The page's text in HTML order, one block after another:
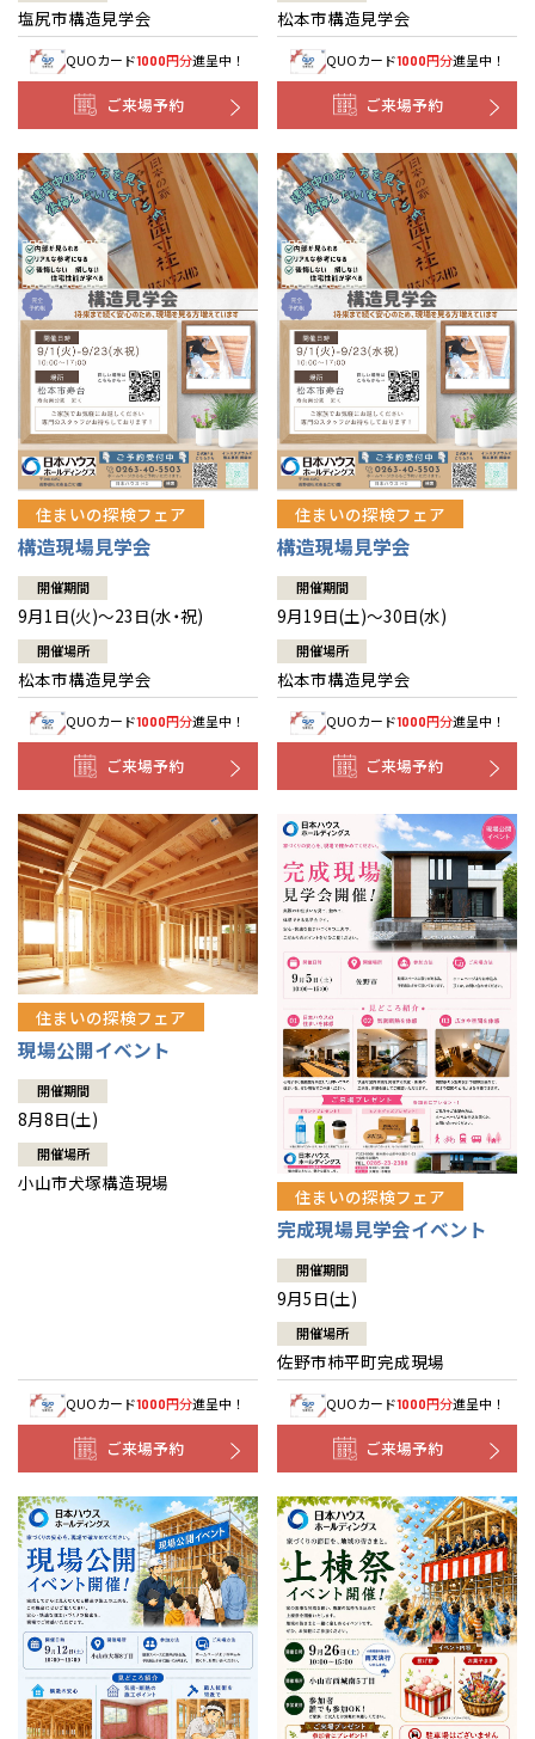
塩尻市構造見学会
QUOカード1000円分進呈中！
ご来場予約
松本市構造見学会
QUOカード1000円分進呈中！
ご来場予約
住まいの探検フェア
構造現場見学会
開催期間
9月1日(火)～23日(水・祝)
開催場所
松本市構造見学会
QUOカード1000円分進呈中！
ご来場予約
住まいの探検フェア
構造現場見学会
開催期間
9月19日(土)～30日(水)
開催場所
松本市構造見学会
QUOカード1000円分進呈中！
ご来場予約
住まいの探検フェア
現場公開イベント
開催期間
8月8日(土)
開催場所
小山市犬塚構造現場
QUOカード1000円分進呈中！
ご来場予約
住まいの探検フェア
完成現場見学会イベント
開催期間
9月5日(土)
開催場所
佐野市柿平町完成現場
QUOカード1000円分進呈中！
ご来場予約